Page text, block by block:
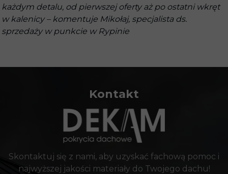
każdym detalu, od pierwszej oferty aż po ostatni wkręt
w kalenicy – komentuje Mikołaj, specjalista ds.
sprzedaży w punkcie w Rypinie
Kontakt
Skontaktuj się z nami, aby uzyskać fachową pomoc i
najwyższej jakości materiały do Twojego dachu!